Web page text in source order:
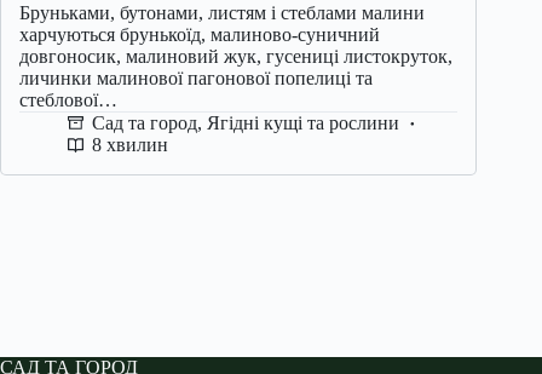
Бруньками, бутонами, листям і стеблами малини
харчуються брунькоїд, малиново-суничний
довгоносик, малиновий жук, гусениці листокруток,
личинки малинової пагонової попелиці та
стеблової…
Сад та город, Ягідні кущі та рослини
8 хвилин
САД ТА ГОРОД